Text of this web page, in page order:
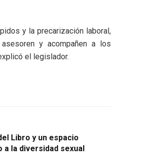
y la precarización laboral,
y acompañen a los
el legislador.
Libro y un espacio
a la diversidad sexual